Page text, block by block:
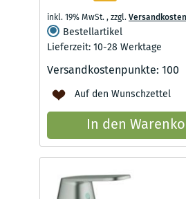
inkl. 19% MwSt.,zzgl.Versandkosten
Bestellartikel
Lieferzeit: 10-28 Werktage
Versandkostenpunkte: 100
Auf den Wunschzettel
In den